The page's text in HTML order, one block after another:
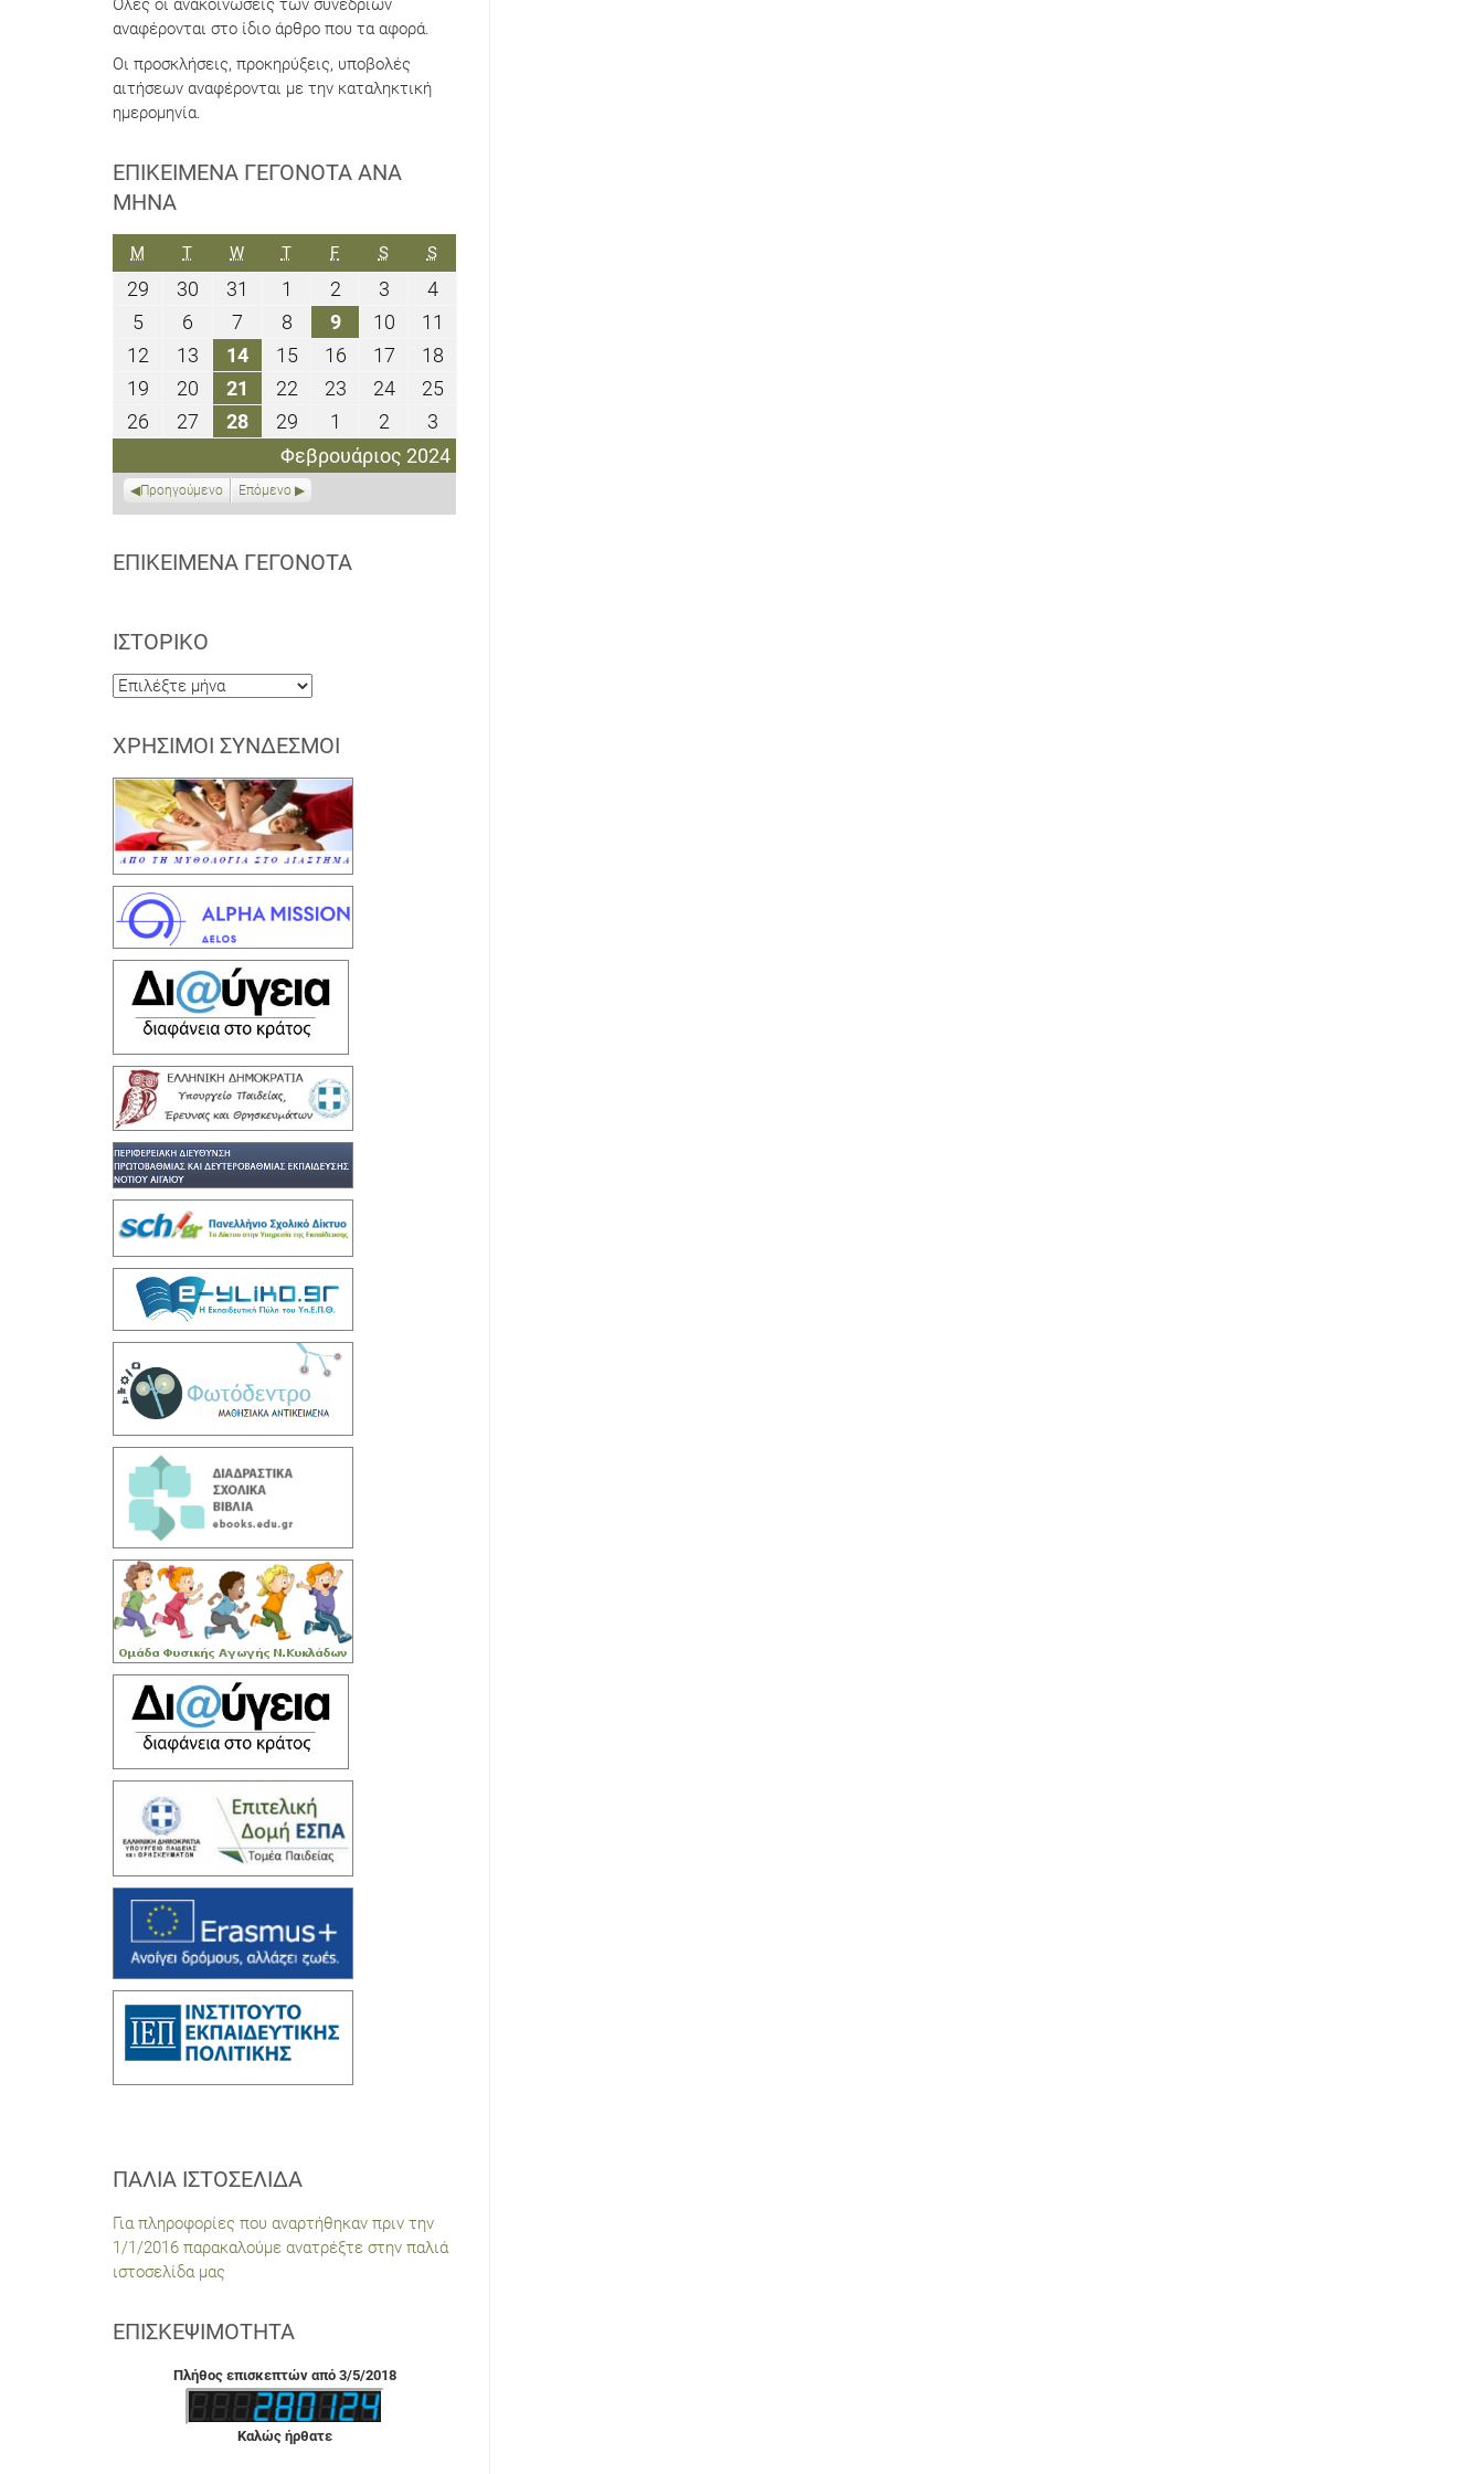
Όλες οι ανακοινώσεις των συνεδρίων
αναφέρονται στο ίδιο άρθρο που τα αφορά.
Οι προσκλήσεις, προκηρύξεις, υποβολές
αιτήσεων αναφέρονται με την καταληκτική
ημερομηνία.
ΕΠΙΚΕΊΜΕΝΑ ΓΕΓΟΝΌΤΑ ΑΝΆ
ΜΉΝΑ
Φεβρουάριος 2024
M ΔΕΥΤΈΡΑ
TΤΡΊΤΗWΤΕΤΆΡΤΗ
TΠΈΜΠΤΗ
FΠΑΡΑΣΚΕΥΉ
SΣΆΒΒΑΤΟ
SΚΥΡΙΑΚΉ
29
Ιανουαρίου
2024
30
Ιανουαρίου
2024
31
Ιανουαρίου
2024
1
Φεβρουαρίου
2024
22
Φεβρουαρίου
2024
33
Φεβρουαρίου
2024
44
Φεβρουαρίου
2024
55
Φεβρουαρίου
2024
6
Φεβρουαρίου
2024
7
Φεβρουαρίου
2024
88
Φεβρουαρίου
2024
99
Φεβρουαρίου
2024
1010
Φεβρουαρίου
2024
11
Φεβρουαρίου
2024
12
Φεβρουαρίου
2024
13
Φεβρουαρίου
2024
1414
Φεβρουαρίου
2024
1515
Φεβρουαρίου
2024
1616
Φεβρουαρίου
2024
1717
Φεβρουαρίου
2024
1818
Φεβρουαρίου
2024
19
Φεβρουαρίου
2024
20
Φεβρουαρίου
2024
21
Φεβρουαρίου
2024
2222
Φεβρουαρίου
2024
2323
Φεβρουαρίου
2024
2424
Φεβρουαρίου
2024
2525
2024
26
Φεβρουαρίου
27
Φεβρουαρίου
2828
Φεβρουαρίου
2024
2929
Φεβρουαρίου
2024
1
Μαρτίου
2024
22
Μαρτίου
2024
33
Μαρτίου
2024
Προηγούμενο Επόμενο
ΕΠΙΚΕΊΜΕΝΑ ΓΕΓΟΝΌΤΑ
ΙΣΤΟΡΙΚΌ
Ιστορικό
ΧΡΉΣΙΜΟΙ ΣΎΝΔΕΣΜΟΙ
ΠΑΛΙΆ ΙΣΤΟΣΕΛΊΔΑ
Για πληροφορίες που αναρτήθηκαν πριν την
1/1/2016 παρακαλούμε ανατρέξτε στην παλιά
ιστοσελίδα μας
ΕΠΙΣΚΕΨΙΜΌΤΗΤΑ
Πλήθος επισκεπτών από 3/5/2018
Καλώς ήρθατε